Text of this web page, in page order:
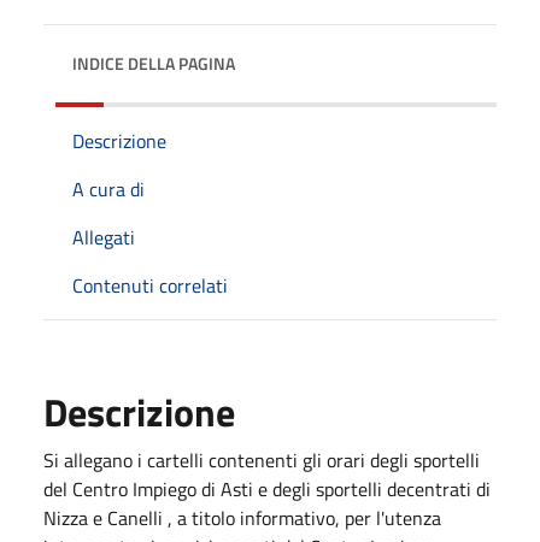
INDICE DELLA PAGINA
Descrizione
A cura di
Allegati
Contenuti correlati
Descrizione
Si allegano i cartelli contenenti gli orari degli sportelli
del Centro Impiego di Asti e degli sportelli decentrati di
Nizza e Canelli , a titolo informativo, per l'utenza